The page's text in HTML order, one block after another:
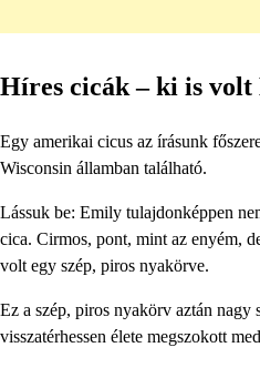
Híres cicák – ki is volt
Egy amerikai cicus az írásunk
Wisconsin államban található.
Lássuk be: Emily tulajdonképpen
cica. Cirmos, pont, mint az enyém,
volt egy szép, piros nyakörve.
Ez a szép, piros nyakörv aztán nagy
visszatérhessen élete megszokott